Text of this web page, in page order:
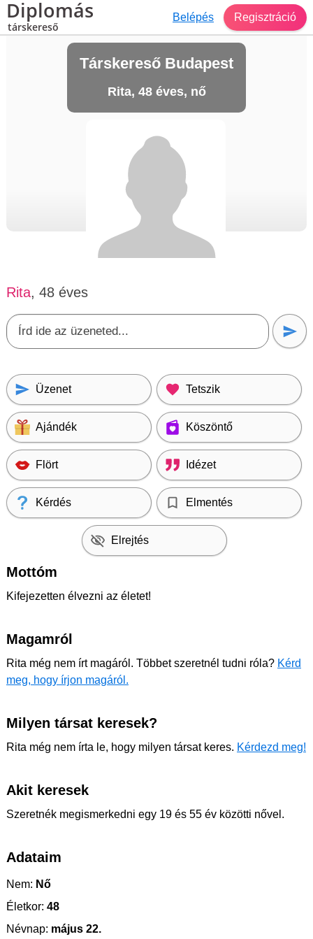
Diplomás
társkereső
Belépés Regisztráció
Társkereső Budapest
Rita, 48 éves, nő
Rita, 48 éves
Üzenet Tetszik
Ajándék Köszöntő
Flört Idézet
Kérdés Elmentés
Elrejtés
Mottóm
Kifejezetten élvezni az életet!
Magamról
Rita még nem írt magáról. Többet szeretnél tudni róla? Kérd
meg, hogy írjon magáról.
Milyen társat keresek?
Rita még nem írta le, hogy milyen társat keres. Kérdezd meg!
Akit keresek
Szeretnék megismerkedni egy 19 és 55 év közötti nővel.
Adataim
Nem: Nő
Életkor: 48
Névnap: május 22.